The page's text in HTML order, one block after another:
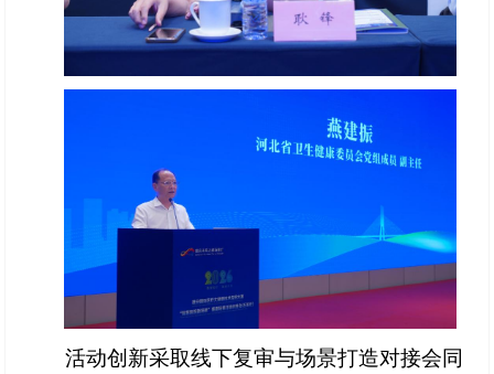
活动创新采取线下复审与场景打造对接会同